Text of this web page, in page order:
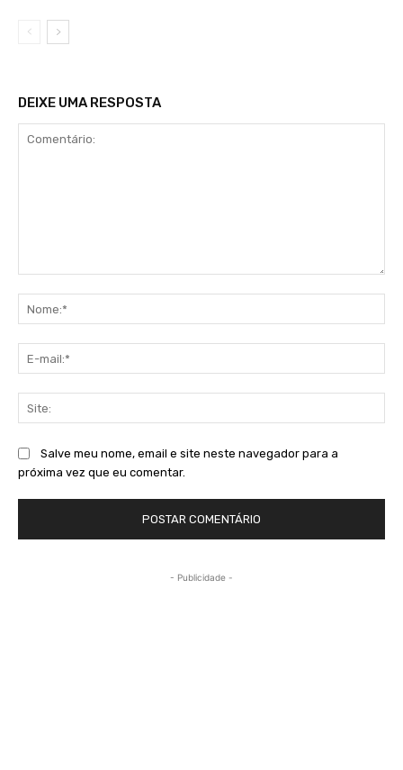
DEIXE UMA RESPOSTA
Salve meu nome, email e site neste navegador para a
próxima vez que eu comentar.
- Publicidade -